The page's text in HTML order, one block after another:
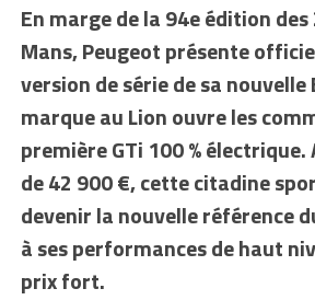
En marge de la 94e édition
Mans, Peugeot présente
version de série de sa nouvelle
marque au Lion ouvre les
première GTi 100 %
de 42 900 €, cette citadine
devenir la nouvelle référence
à ses performances de haut
prix fort.